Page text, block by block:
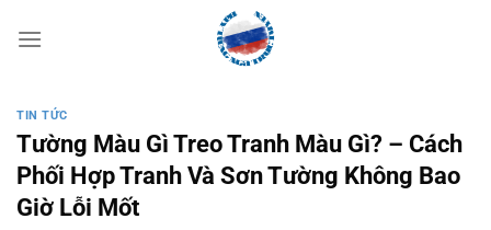
qua
TIN TỨC
Tường Màu Gì Treo Tranh Màu Gì? – Cách
Phối Hợp Tranh Và Sơn Tường Không Bao
Giờ Lỗi Mốt